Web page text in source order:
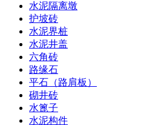
水泥隔离墩
护坡砖
水泥界桩
水泥井盖
六角砖
路缘石
平石（路肩板）
砌井砖
水篦子
水泥构件